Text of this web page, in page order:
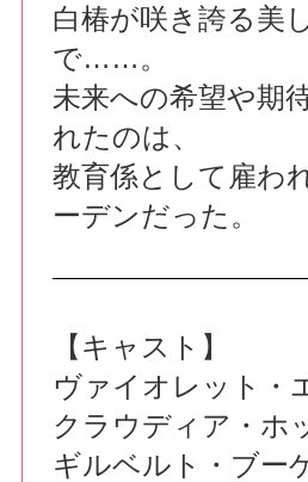
白椿が咲き誇る美
で……。
未来への希望や期
れたのは、
教育係として雇わ
ーデンだった。
【キャスト】
ヴァイオレット・
クラウディア・ホ
ギルベルト・ブー